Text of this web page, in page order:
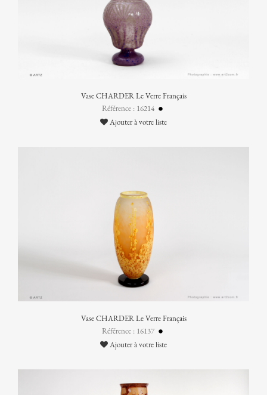
Vase CHARDER Le Verre Français
Référence : 16214
Ajouter à votre liste
Vase CHARDER Le Verre Français
Référence : 16137
Ajouter à votre liste